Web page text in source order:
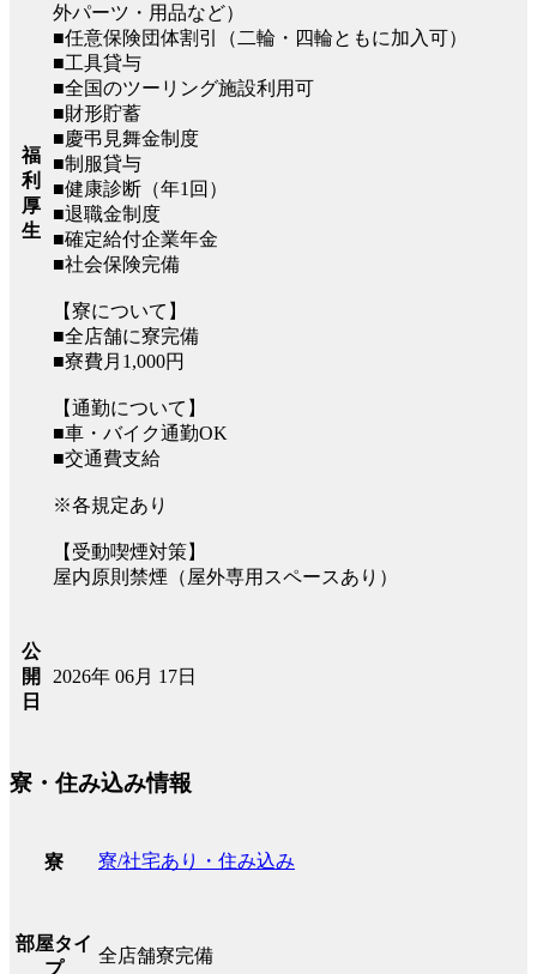
福
利
厚
生
外パーツ・用品など）
■任意保険団体割引（二輪・四輪ともに加入可）
■工具貸与
■全国のツーリング施設利用可
■財形貯蓄
■慶弔見舞金制度
■制服貸与
■健康診断（年1回）
■退職金制度
■確定給付企業年金
■社会保険完備
【寮について】
■全店舗に寮完備
■寮費月1,000円
【通勤について】
■車・バイク通勤OK
■交通費支給
※各規定あり
【受動喫煙対策】
屋内原則禁煙（屋外専用スペースあり）
公
開
日
2026年 06月 17日
寮・住み込み情報
寮 寮/社宅あり・住み込み
部屋タイ
プ
全店舗寮完備